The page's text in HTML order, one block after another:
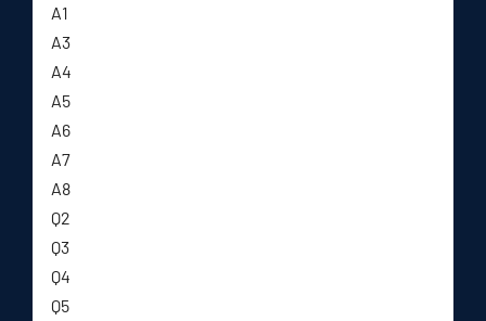
A1
A3
A4
A5
A6
A7
A8
Q2
Q3
Q4
Q5